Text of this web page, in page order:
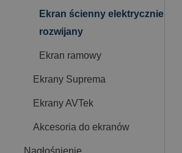
Ekran ścienny elektrycznie
rozwijany
Ekran ramowy
Ekrany Suprema
Ekrany AVTek
Akcesoria do ekranów
Nagłośnienie